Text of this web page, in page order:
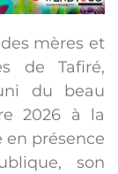
mères et
de Tafiré,
du beau
2026 à la
en présence
son